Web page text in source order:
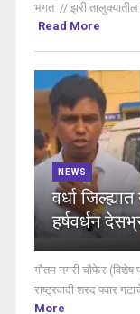
भगत // झरी तालुक्यातील
Read More
NEWS
वर्धा
हर्षवर्धन
गौतम नगरी चौफेर (विशेष
राष्ट्रवादी शरद पवार
More